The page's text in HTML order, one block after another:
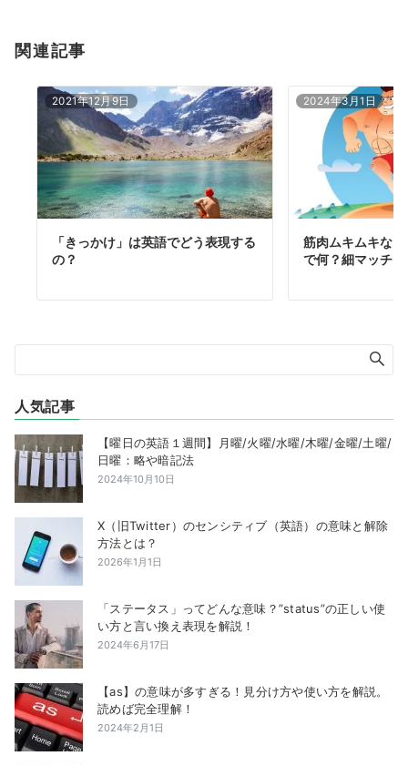
関連記事
2021年12月9日
「きっかけ」は英語でどう表現する
の？
2024年3月1日
筋肉ムキムキな
で何？細マッチ
人気記事
【曜日の英語１週間】月曜/火曜/水曜/木曜/金曜/土曜/
日曜：略や暗記法
2024年10月10日
X（旧Twitter）のセンシティブ（英語）の意味と解除
方法とは？
2026年1月1日
「ステータス」ってどんな意味？”status”の正しい使
い方と言い換え表現を解説！
2024年6月17日
【as】の意味が多すぎる！見分け方や使い方を解説。
読めば完全理解！
2024年2月1日